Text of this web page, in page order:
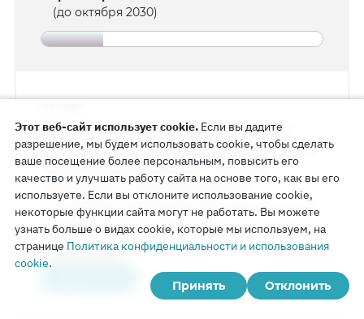
(до октября 2030)
В колонии, где Виктор Кудинов отбывает
наказание, проходит день открытых дверей.
Родственники осужденных получают
возможность лично ознакомиться
с условиями содержания. Виктора посещает
супруга. Кухня в жилом корпусе оснащена
новым гарнитуром и тремя большими
холодильниками. Заключенные могут
получать образование в учебном корпусе
25 июня 2026 г.
Этот веб-сайт использует cookie. Если вы дадите
разрешение, мы будем использовать cookie, чтобы сделать
ваше посещение более персональным, повысить его
качество и улучшать работу сайта на основе того, как вы его
используете. Если вы отклоните использование cookie,
некоторые функции сайта могут не работать. Вы можете
узнать больше о видах cookie, которые мы используем, на
странице Политика конфиденциальности и использования
cookie.
Принять
Отклонить